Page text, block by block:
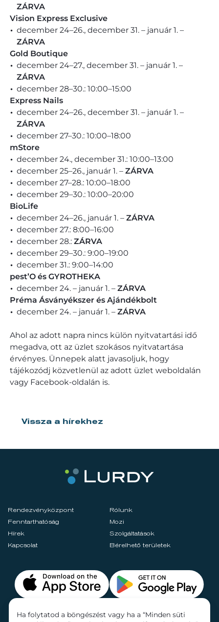
ZÁRVA
Vision Express Exclusive
december 24–26., december 31. – január 1. –
ZÁRVA
Gold Boutique
december 24–27., december 31. – január 1. –
ZÁRVA
december 28–30.: 10:00–15:00
Express Nails
december 24–26., december 31. – január 1. –
ZÁRVA
december 27–30.: 10:00–18:00
mStore
december 24., december 31.: 10:00–13:00
december 25–26., január 1. – ZÁRVA
december 27–28.: 10:00–18:00
december 29–30.: 10:00–20:00
BioLife
december 24–26., január 1. – ZÁRVA
december 27.: 8:00–16:00
december 28.: ZÁRVA
december 29–30.: 9:00–19:00
december 31.: 9:00–14:00
pest’O és GYROTHEKA
december 24. – január 1. – ZÁRVA
Préma Ásványékszer és Ajándékbolt
december 24. – január 1. – ZÁRVA
Ahol az adott napra nincs külön nyitvatartási idő
megadva, ott az üzlet szokásos nyitvatartása
érvényes. Ünnepek alatt javasoljuk, hogy
tájékozódj közvetlenül az adott üzlet weboldalán
vagy Facebook-oldalán is.
Vissza a hírekhez
Rendezvényközpont
Rólunk
Fenntarthatóság
Mozi
Hírek
Szolgáltatások
Kapcsolat
Bérelhető területek
Ha folytatod a böngészést vagy ha a “Minden süti